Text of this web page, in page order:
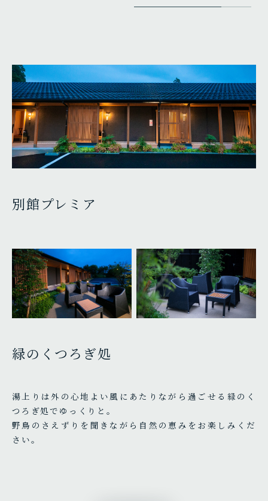
別館プレミア
緑のくつろぎ処
湯上りは外の心地よい風にあたりながら過ごせる緑のく
つろぎ処でゆっくりと。
野鳥のさえずりを聞きながら自然の恵みをお楽しみくだ
さい。